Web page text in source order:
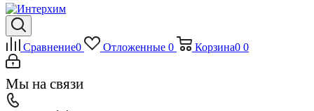
Сравнение0 Отложенные 0 Корзина0 0
Мы на связи